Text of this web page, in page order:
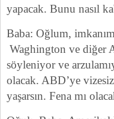
yapacak. Bunu nasıl
Baba: Oğlum,
Waghington ve diğer
söyleniyor ve
olacak. ABD’ye
yaşarsın. Fena mı